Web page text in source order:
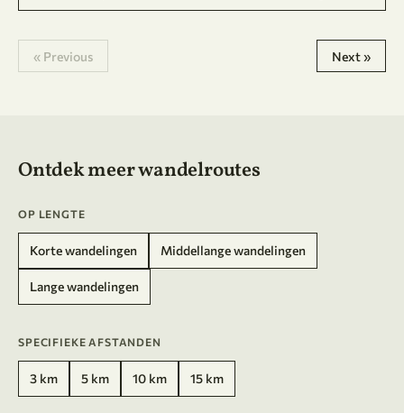
« Previous Next »
Ontdek meer wandelroutes
OP LENGTE
Korte wandelingen Middellange wandelingen
Lange wandelingen
SPECIFIEKE AFSTANDEN
3 km 5 km 10 km 15 km